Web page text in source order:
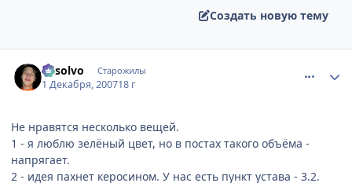
Создать новую тему
absolvo Старожилы
1 Декабря, 200718 г
Не нравятся несколько вещей.
1 - я люблю зелёный цвет, но в постах такого объёма -
напрягает.
2 - идея пахнет керосином. У нас есть пункт устава - 3.2.